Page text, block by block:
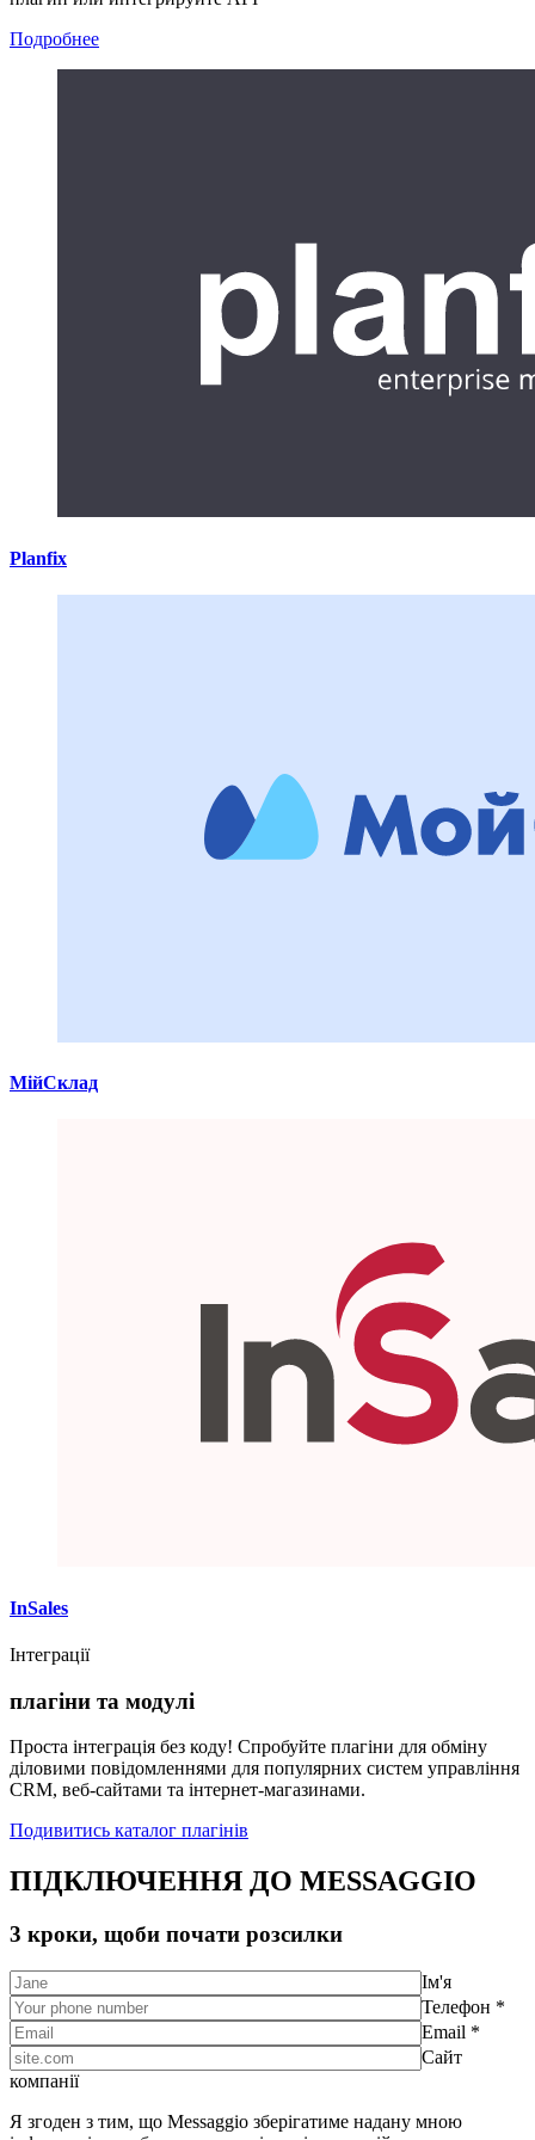
Подробнее
Planfix
МійСклад
InSales
Інтеграції
плагіни та модулі
Проста інтеграція без коду! Спробуйте плагіни для обміну
діловими повідомленнями для популярних систем управління
CRM, веб-сайтами та інтернет-магазинами.
Подивитись каталог плагінів
ПІДКЛЮЧЕННЯ ДО MESSAGGIO
3 кроки, щоби почати розсилки
Ім'я
Телефон *
Email *
Сайт
компанії
Я згоден з тим, що Messaggio зберігатиме надану мною